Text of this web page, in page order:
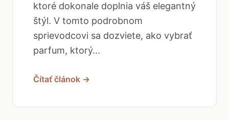
ktoré dokonale doplnia váš elegantný
štýl. V tomto podrobnom
sprievodcovi sa dozviete, ako vybrať
parfum, ktorý...
Čítať článok →